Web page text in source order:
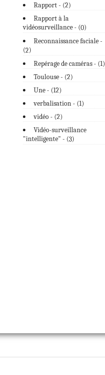
Rapport - (2)
Rapport à la
vidéosurveillance - (0)
Reconnaissance faciale -
(2)
Repérage de caméras - (1)
Toulouse - (2)
Une - (12)
verbalisation - (1)
vidéo - (2)
Vidéo-surveillance
"intelligente" - (3)